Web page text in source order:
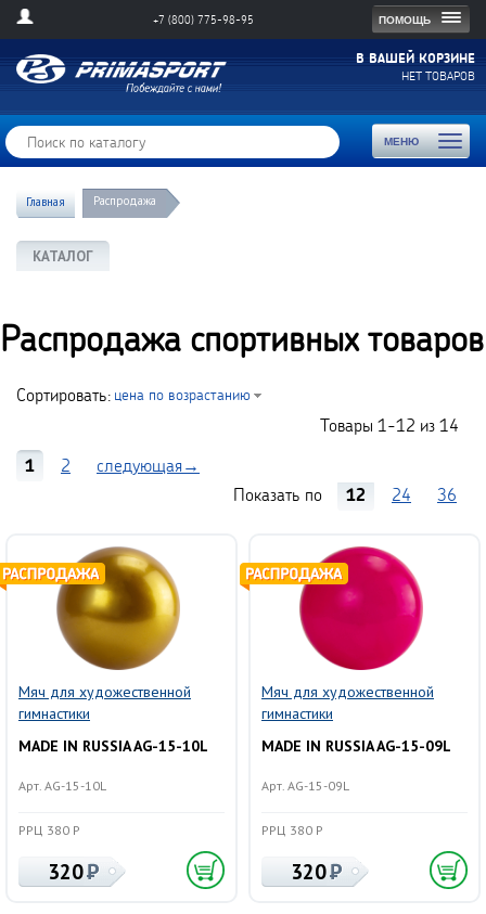
ПОМОЩЬ
+7 (800) 775-98-95
В ВАШЕЙ КОРЗИНЕ
НЕТ ТОВАРОВ
МЕНЮ
Toggle
Главная Распродажа
КАТАЛОГ
Распродажа спортивных товаров
Сортировать: цена по возрастанию
Товары 1-12 из 14
1
2
следующая→
Показать по
12 24 36
Мяч для художественной
гимнастики
MADE IN RUSSIA AG-15-10L
Арт. AG-15-10L
РРЦ 380 Р
320
Мяч для художественной
гимнастики
MADE IN RUSSIA AG-15-09L
Арт. AG-15-09L
РРЦ 380 Р
320